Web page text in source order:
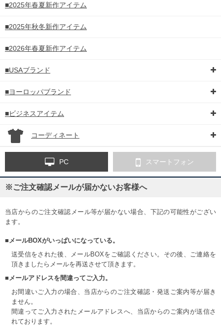
■2025年春夏新作アイテム
■2025年秋冬新作アイテム
■2026年春夏新作アイテム
■USAブランド
■ヨーロッパブランド
■ビジネスアイテム
コーディネート
PC スマートフォン
※ご注文確認メールが届かないお客様へ
当店からのご注文確認メール等が届かない場合、下記の可能性がござい
ます。
■メールBOXがいっぱいになっている。
送受信をされた後、メールBOXをご確認ください。その後、ご連絡を
頂きましたらメールを再送させて頂きます。
■メールアドレスを間違ってご入力。
お間違いご入力の場合、当店からのご注文確認・発送ご案内等が届き
ません。
間違ってご入力されたメールアドレスへ、当店からのご案内が送信さ
れております。